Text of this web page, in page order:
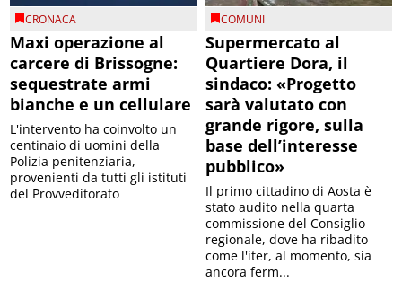
CRONACA
Maxi operazione al
carcere di Brissogne:
sequestrate armi
bianche e un cellulare
L'intervento ha coinvolto un
centinaio di uomini della
Polizia penitenziaria,
provenienti da tutti gli istituti
del Provveditorato
COMUNI
Supermercato al
Quartiere Dora, il
sindaco: «Progetto
sarà valutato con
grande rigore, sulla
base dell’interesse
pubblico»
Il primo cittadino di Aosta è
stato audito nella quarta
commissione del Consiglio
regionale, dove ha ribadito
come l'iter, al momento, sia
ancora ferm...